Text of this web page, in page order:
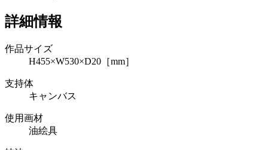
詳細情報
作品サイズ
H455×W530×D20［mm］
支持体
キャンバス
使用画材
油絵具